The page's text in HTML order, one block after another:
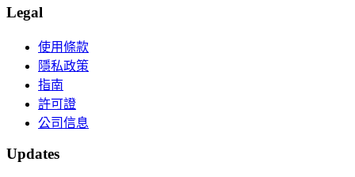
Legal
使用條款
隱私政策
指南
許可證
公司信息
Updates